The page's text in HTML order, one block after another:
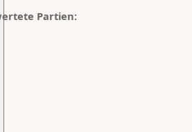
Partien: